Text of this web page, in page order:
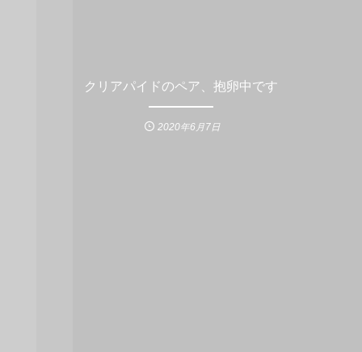
クリアパイドのペア、抱卵中です
2020年6月7日